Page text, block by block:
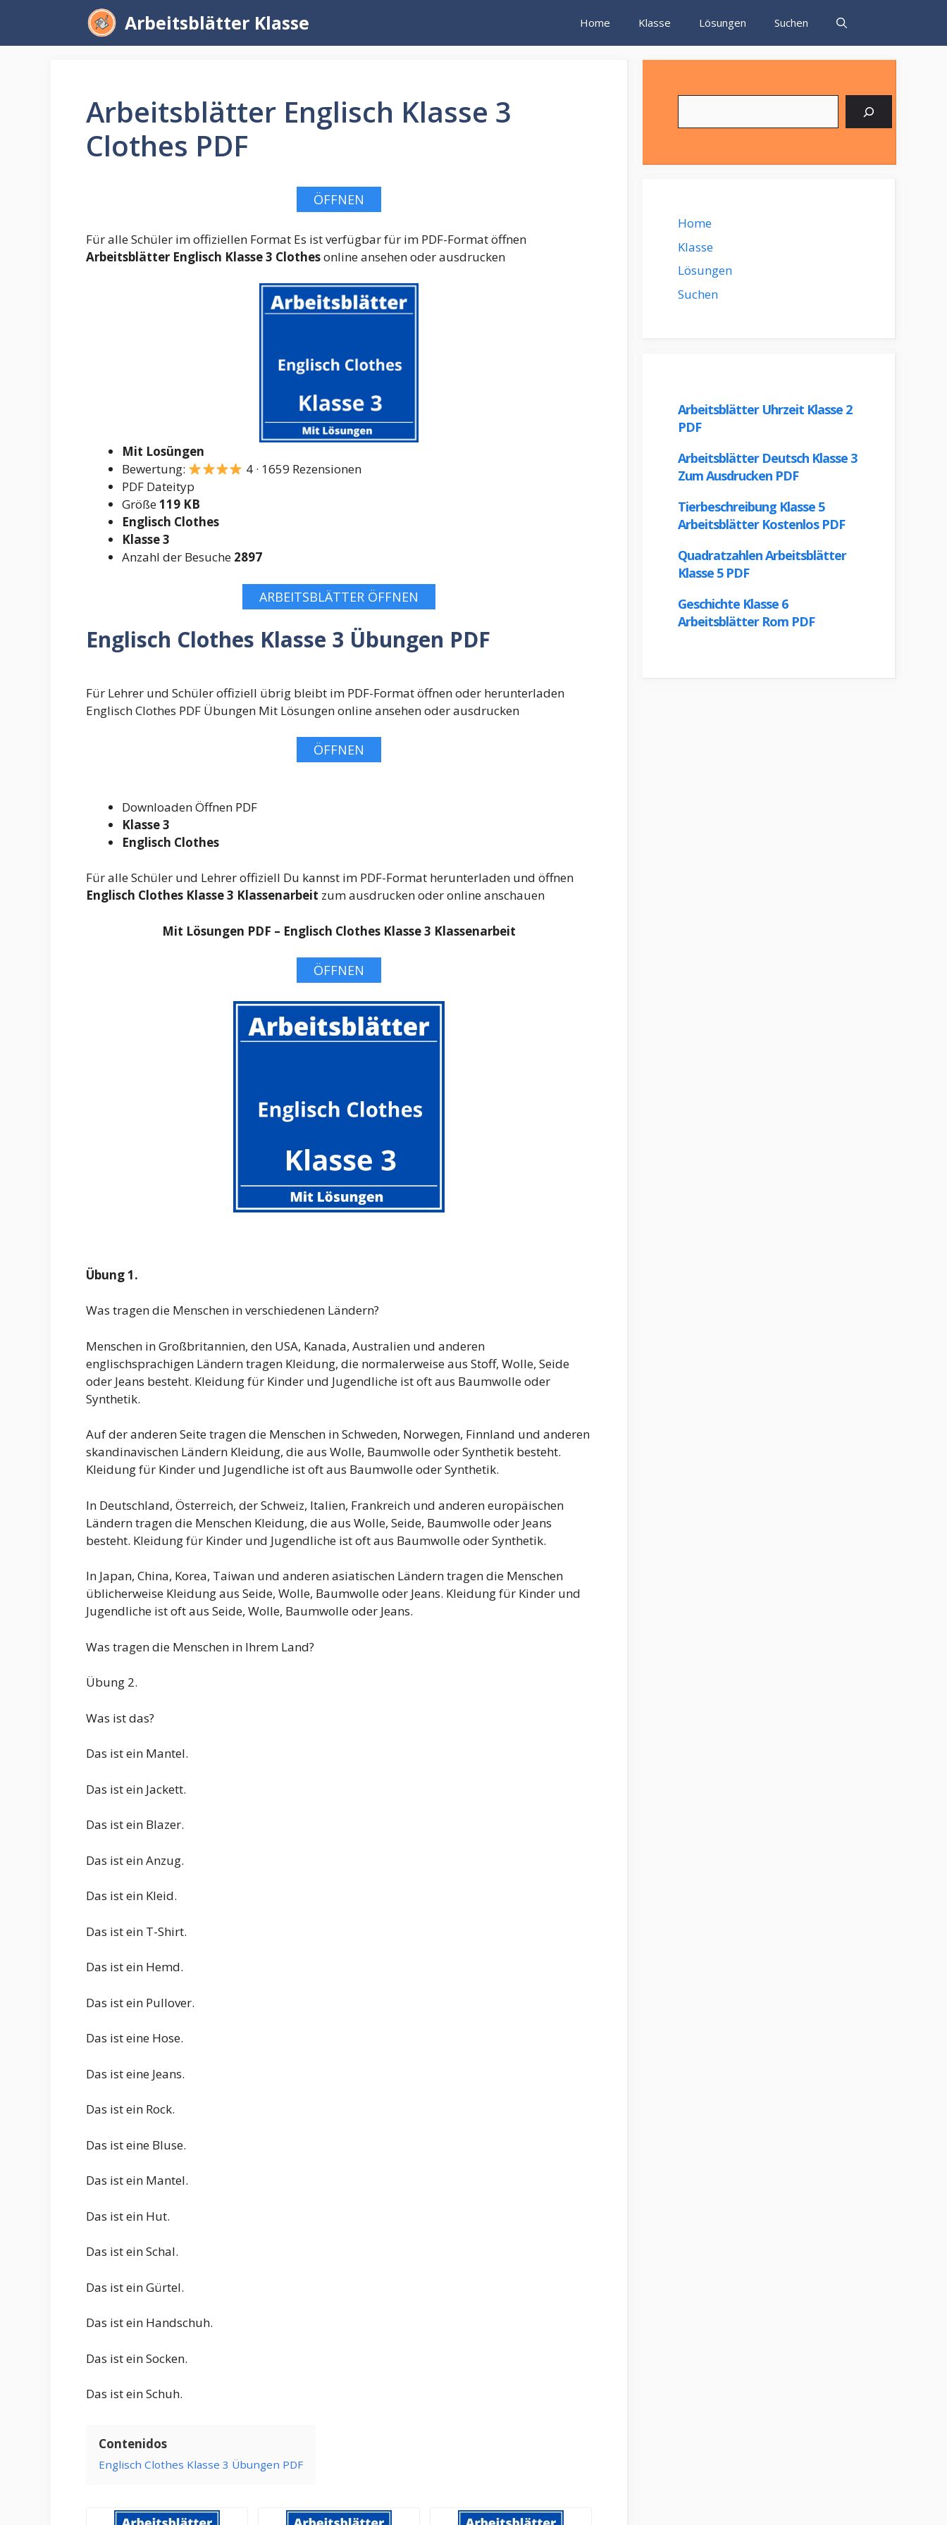
springen
Arbeitsblätter Klasse Home Klasse Lösungen Suchen
Arbeitsblätter Englisch Klasse 3
Clothes PDF
ÖFFNEN
Für alle Schüler im offiziellen Format Es ist verfügbar für im PDF-Format öffnen
Arbeitsblätter Englisch Klasse 3 Clothesonline ansehen oder ausdrucken
Mit Losüngen
Bewertung:
4 · 1659 Rezensionen
PDF Dateityp
Größe119 KB
Englisch Clothes
Klasse 3
Anzahl der Besuche 2897
ARBEITSBLÄTTER ÖFFNEN
Englisch Clothes Klasse 3 Übungen PDF
Für Lehrer und Schüler offiziell übrig bleibt im PDF-Format öffnen oder herunterladen
Englisch Clothes PDF Übungen Mit Lösungen online ansehen oder ausdrucken
ÖFFNEN
Downloaden Öffnen PDF
Klasse 3
Englisch Clothes
Für alle Schüler und Lehrer offiziell Du kannst im PDF-Format herunterladen und öffnen
Englisch Clothes Klasse 3 Klassenarbeit zum ausdrucken oder online anschauen
Mit Lösungen PDF – Englisch Clothes Klasse 3 Klassenarbeit
ÖFFNEN
Übung 1.
Was tragen die Menschen in verschiedenen Ländern?
Menschen in Großbritannien, den USA, Kanada, Australien und anderen
englischsprachigen Ländern tragen Kleidung, die normalerweise aus Stoff, Wolle, Seide
oder Jeans besteht. Kleidung für Kinder und Jugendliche ist oft aus Baumwolle oder
Synthetik.
Auf der anderen Seite tragen die Menschen in Schweden, Norwegen, Finnland und anderen
skandinavischen Ländern Kleidung, die aus Wolle, Baumwolle oder Synthetik besteht.
Kleidung für Kinder und Jugendliche ist oft aus Baumwolle oder Synthetik.
In Deutschland, Österreich, der Schweiz, Italien, Frankreich und anderen europäischen
Ländern tragen die Menschen Kleidung, die aus Wolle, Seide, Baumwolle oder Jeans
besteht. Kleidung für Kinder und Jugendliche ist oft aus Baumwolle oder Synthetik.
In Japan, China, Korea, Taiwan und anderen asiatischen Ländern tragen die Menschen
üblicherweise Kleidung aus Seide, Wolle, Baumwolle oder Jeans. Kleidung für Kinder und
Jugendliche ist oft aus Seide, Wolle, Baumwolle oder Jeans.
Was tragen die Menschen in Ihrem Land?
Übung 2.
Was ist das?
Das ist ein Mantel.
Das ist ein Jackett.
Das ist ein Blazer.
Das ist ein Anzug.
Das ist ein Kleid.
Das ist ein T-Shirt.
Das ist ein Hemd.
Das ist ein Pullover.
Das ist eine Hose.
Das ist eine Jeans.
Das ist ein Rock.
Das ist eine Bluse.
Das ist ein Mantel.
Das ist ein Hut.
Das ist ein Schal.
Das ist ein Gürtel.
Das ist ein Handschuh.
Das ist ein Socken.
Das ist ein Schuh.
Contenidos
Englisch Clothes Klasse 3 Übungen PDF
Home
Klasse
Lösungen
Suchen